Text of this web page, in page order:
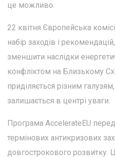
це можливо.
22 квітня Європейська
набір заходів і
зменшити наслідки
конфліктом на Близькому
приділяється різним
залишається в центрі уваги.
Програма AccelerateEU
термінових антикризових
довгострокового розвитку.